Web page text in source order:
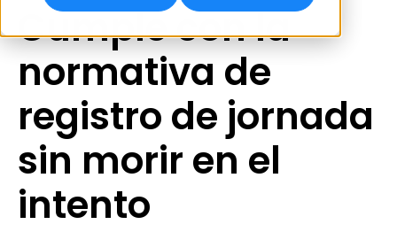
Cumple con la
normativa de
registro de jornada
sin morir en el
intento